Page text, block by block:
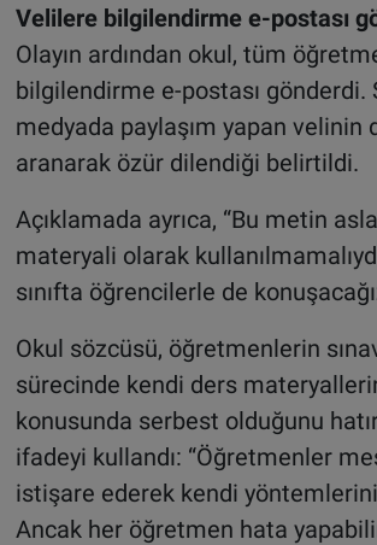
Velilere bilgilendirme e-postası
Olayın ardından okul, tüm
bilgilendirme e-postası gönderdi.
medyada paylaşım yapan velinin
aranarak özür dilendiği belirtildi.
Açıklamada ayrıca, “Bu metin
materyali olarak
sınıfta öğrencilerle de
Okul sözcüsü, öğretmenlerin
sürecinde kendi ders
konusunda serbest olduğunu
ifadeyi kullandı: “Öğretmenler
istişare ederek kendi
Ancak her öğretmen hata